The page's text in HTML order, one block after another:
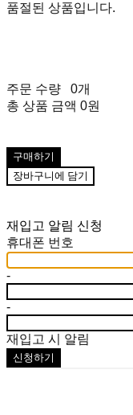
품절된 상품입니다.
주문 수량
0개
총 상품 금액 0원
구매하기
장바구니에 담기
재입고 알림 신청
휴대폰 번호
-
-
재입고 시 알림
신청하기